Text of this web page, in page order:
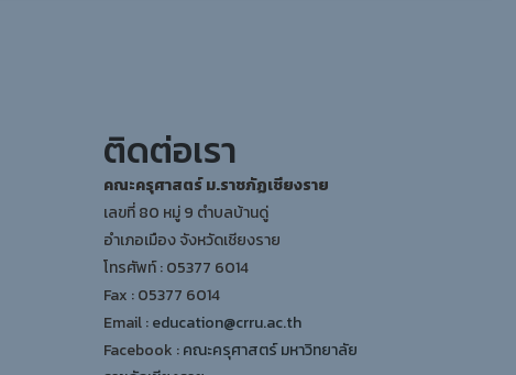
ติดต่อเรา
คณะครุศาสตร์ ม.ราชภัฏเชียงราย
เลขที่ 80 หมู่ 9 ตำบลบ้านดู่
อำเภอเมือง จังหวัดเชียงราย
โทรศัพท์ : 05377 6014
Fax : 05377 6014
Email :education@crru.ac.th
Facebook :คณะครุศาสตร์ มหาวิทยาลัย